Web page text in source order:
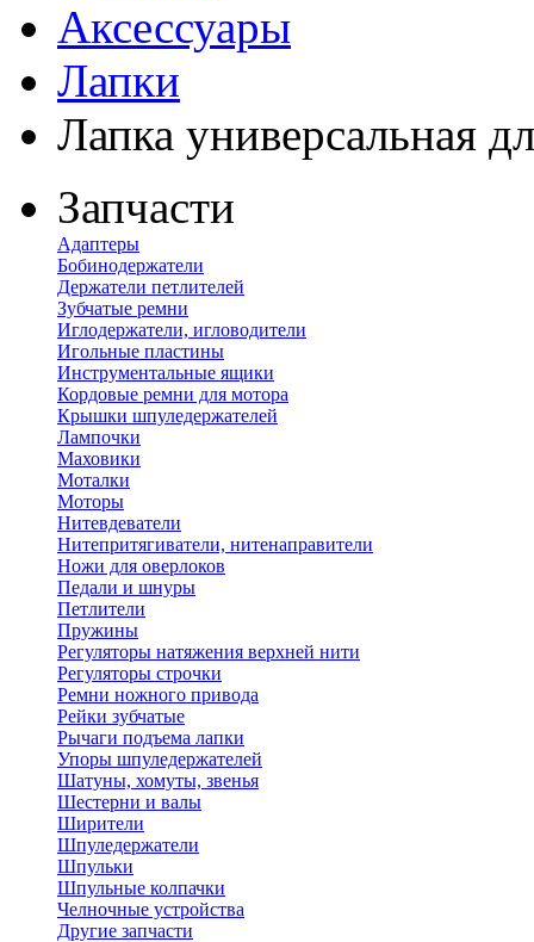
Аксессуары
Лапки
Лапка универсальная
Запчасти
Адаптеры
Бобинодержатели
Держатели петлителей
Зубчатые ремни
Иглодержатели, игловодители
Игольные пластины
Инструментальные ящики
Кордовые ремни для мотора
Крышки шпуледержателей
Лампочки
Маховики
Моталки
Моторы
Нитевдеватели
Нитепритягиватели, нитенаправители
Ножи для оверлоков
Педали и шнуры
Петлители
Пружины
Регуляторы натяжения верхней нити
Регуляторы строчки
Ремни ножного привода
Рейки зубчатые
Рычаги подъема лапки
Упоры шпуледержателей
Шатуны, хомуты, звенья
Шестерни и валы
Ширители
Шпуледержатели
Шпульки
Шпульные колпачки
Челночные устройства
Другие запчасти